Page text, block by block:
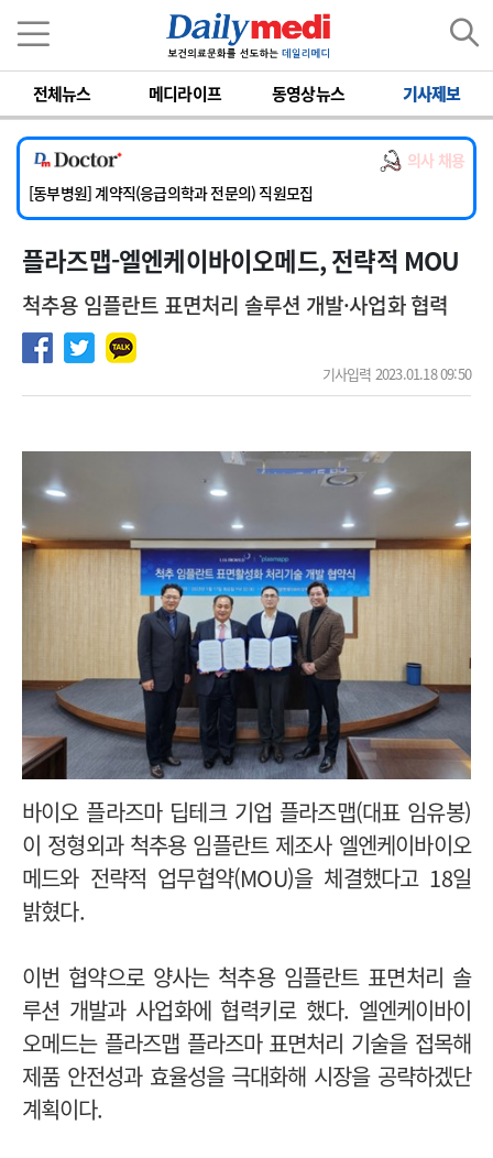
전체뉴스 메디라이프 동영상뉴스 기사제보
의사 채용
[서울아산병원] 2026년 하반기 인턴 모집
[영남대학교의료원] 마취통증의학과 임기제 임상의사 채용
[충남대학교병원] 소아청소년과(소아응급전담) 계약직 의사 공개채용
[동부병원] 계약직(응급의학과 전문의) 직원모집
[이대목동병원] 하반기 전공의(레지던트1년차) 모집
[서울아산병원] 2026년 하반기 인턴 모집
플라즈맵-엘엔케이바이오메드, 전략적 MOU
척추용 임플란트 표면처리 솔루션 개발·사업화 협력
기사입력 2023.01.18 09:50
바이오 플라즈마 딥테크 기업 플라즈맵(대표 임유봉)
이 정형외과 척추용 임플란트 제조사 엘엔케이바이오
메드와 전략적 업무협약(MOU)을 체결했다고 18일
밝혔다.
이번 협약으로 양사는 척추용 임플란트 표면처리 솔
루션 개발과 사업화에 협력키로 했다. 엘엔케이바이
오메드는 플라즈맵 플라즈마 표면처리 기술을 접목해
제품 안전성과 효율성을 극대화해 시장을 공략하겠단
계획이다.